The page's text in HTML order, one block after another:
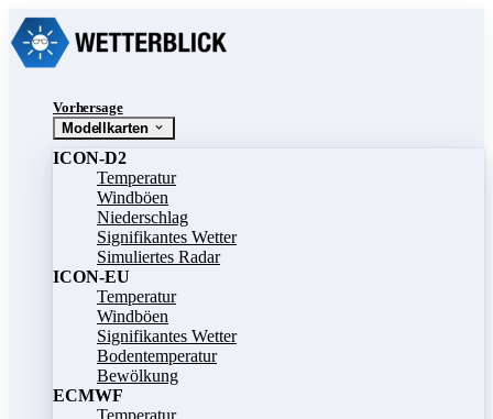
Vorhersage
Modellkarten
ICON-D2
Temperatur
Windböen
Niederschlag
Signifikantes Wetter
Simuliertes Radar
ICON-EU
Temperatur
Windböen
Signifikantes Wetter
Bodentemperatur
Bewölkung
ECMWF
Temperatur